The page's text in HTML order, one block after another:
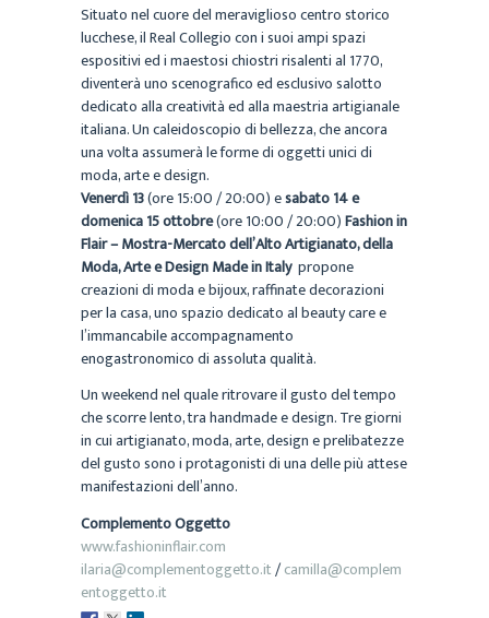
Situato nel cuore del meraviglioso centro storico
lucchese, il Real Collegio con i suoi ampi spazi
espositivi ed i maestosi chiostri risalenti al 1770,
diventerà uno scenografico ed esclusivo salotto
dedicato alla creatività ed alla maestria artigianale
italiana. Un caleidoscopio di bellezza, che ancora
una volta assumerà le forme di oggetti unici di
moda, arte e design.
Venerdì 13(ore 15:00 / 20:00) esabato 14 e
domenica 15 ottobre(ore 10:00 / 20:00)Fashion in
Flair – Mostra-Mercato dell’Alto Artigianato, della
Moda, Arte e Design Made in Italy propone
creazioni di moda e bijoux, raffinate decorazioni
per la casa, uno spazio dedicato al beauty care e
l’immancabile accompagnamento
enogastronomico di assoluta qualità.
Un weekend nel quale ritrovare il gusto del tempo
che scorre lento, tra handmade e design. Tre giorni
in cui artigianato, moda, arte, design e prelibatezze
del gusto sono i protagonisti di una delle più attese
manifestazioni dell’anno.
Complemento Oggetto
www.fashioninflair.com
ilaria@complementoggetto.it/camilla@complem
entoggetto.it